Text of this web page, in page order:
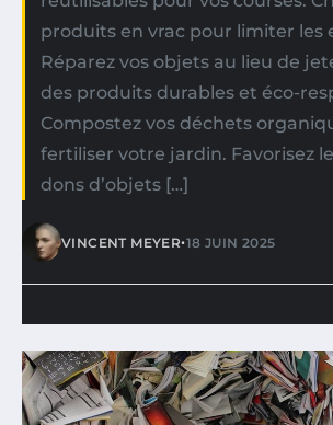
produits en vrac pour limiter les
Réparez vos objets au lieu de
des produits durables et éco-
Compostez vos déchets
fertiliser votre jardin. Favorisez
dons d’objets […]
VINCENT MEYER•18 JUIN 2025